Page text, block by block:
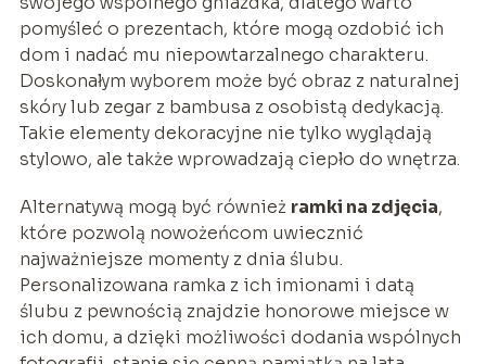
pomyśleć o prezentach, które mogą ozdobić ich
dom i nadać mu niepowtarzalnego charakteru.
Doskonałym wyborem może być obraz z naturalnej
skóry lub zegar z bambusa z osobistą dedykacją.
Takie elementy dekoracyjne nie tylko wyglądają
stylowo, ale także wprowadzają ciepło do wnętrza.
Alternatywą mogą być również ramki na zdjęcia,
które pozwolą nowożeńcom uwiecznić
najważniejsze momenty z dnia ślubu.
Personalizowana ramka z ich imionami i datą
ślubu z pewnością znajdzie honorowe miejsce w
ich domu, a dzięki możliwości dodania wspólnych